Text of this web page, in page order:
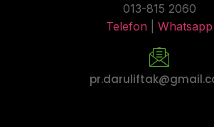
013-815 2060
Telefon
Whatsapp